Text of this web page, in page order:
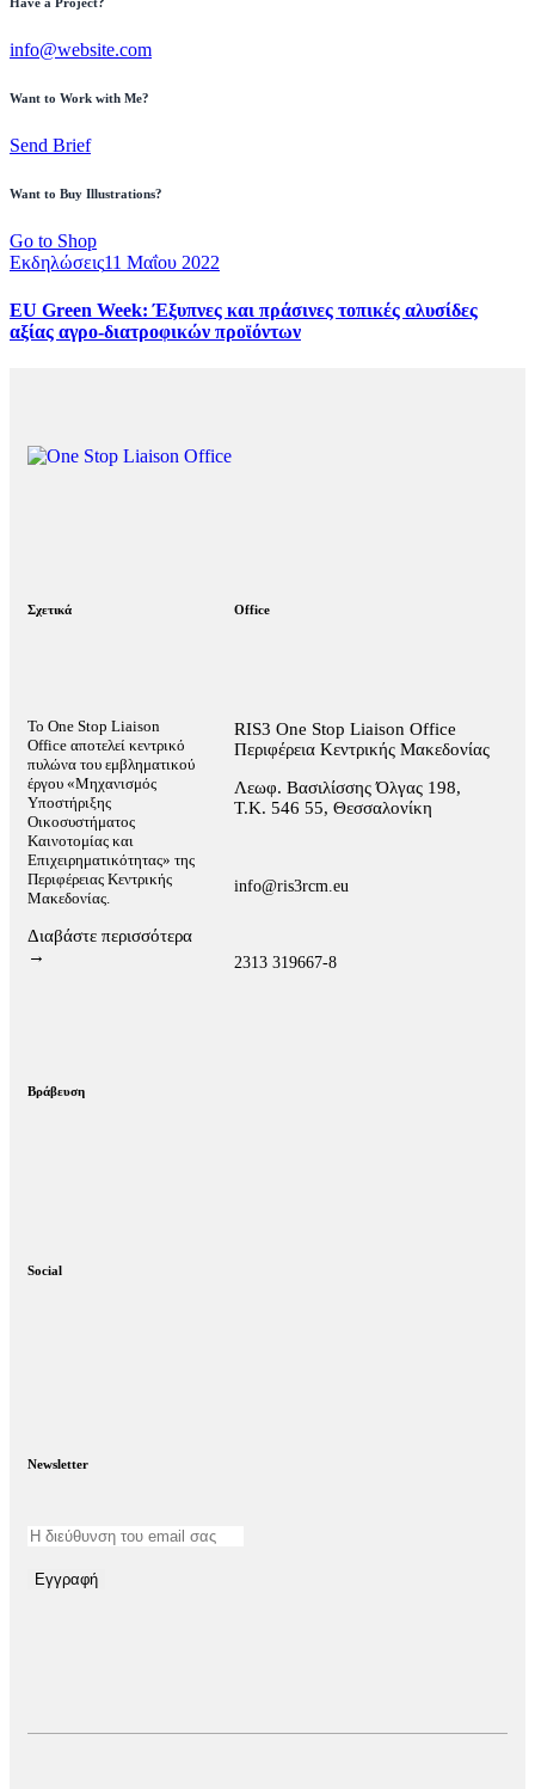
Have a Project?
info@website.com
Want to Work with Me?
Send Brief
Want to Buy Illustrations?
Go to Shop
Εκδηλώσεις11 Μαΐου 2022
EU Green Week: ​​Έξυπνες και πράσινες τοπικές αλυσίδες
αξίας αγρο-διατροφικών προϊόντων
Σχετικά
Το One Stop Liaison
Office αποτελεί κεντρικό
πυλώνα του εμβληματικού
έργου «Μηχανισμός
Υποστήριξης
Οικοσυστήματος
Καινοτομίας και
Επιχειρηματικότητας» της
Περιφέρειας Κεντρικής
Μακεδονίας.
Διαβάστε περισσότερα
→
Βράβευση
Office
RIS3 One Stop Liaison Office
Περιφέρεια Κεντρικής Μακεδονίας
Λεωφ. Βασιλίσσης Όλγας 198,
Τ.Κ. 546 55, Θεσσαλονίκη
info@ris3rcm.eu
2313 319667-8
Social
Newsletter
Εγγραφή